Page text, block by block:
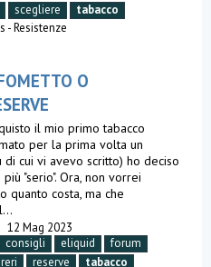
scegliere
tabacco
- Resistenze
O
il mio primo tabacco
per la prima volta un
cui vi avevo scritto) ho deciso
"serio". Ora, non vorrei
quanto costa, ma che
12 Mag 2023
consigli eliquid
forum
reserve
tabacco